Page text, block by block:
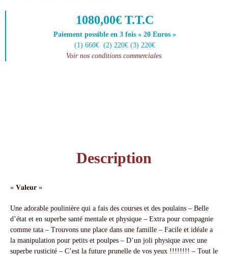
1080,00€ T.T.C
Paiement possible en 3 fois « 20 Euros »
(1) 660€ (2) 220€ (3) 220€
Voir nos conditions commerciales.
Description
« 𝐕𝐚𝐥𝐞𝐮𝐫 »
Une adorable poulinière qui a fais des courses et des poulains – Belle
d’état et en superbe santé mentale et physique – Extra pour compagnie
comme tata – Trouvons une place dans une famille – Facile et idéale a
la manipulation pour petits et poulpes – D’un joli physique avec une
superbe rusticité – C’est la future prunelle de vos yeux !!!!!!!! – Tout le